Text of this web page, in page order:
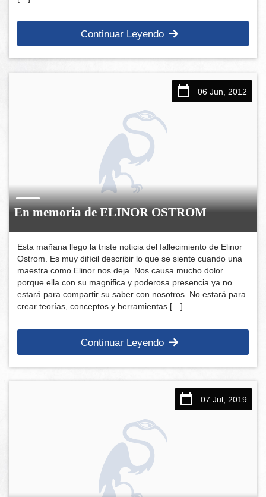
Continuar Leyendo
06 Jun, 2012
En memoria de ELINOR OSTROM
Esta mañana llego la triste noticia del fallecimiento de Elinor
Ostrom. Es muy difícil describir lo que se siente cuando una
maestra como Elinor nos deja. Nos causa mucho dolor
porque ella con su magnifica y poderosa presencia ya no
estará para compartir su saber con nosotros. No estará para
crear teorías, conceptos y herramientas […]
Continuar Leyendo
07 Jul, 2019